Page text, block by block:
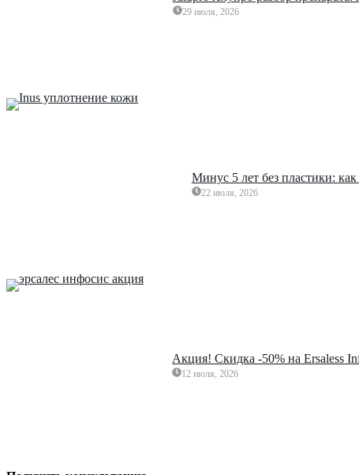
29 июля, 2026
Минус 5 лет без пластики:
22 июля, 2026
Акция! Скидка -50% на Ersaless
12 июля, 2026